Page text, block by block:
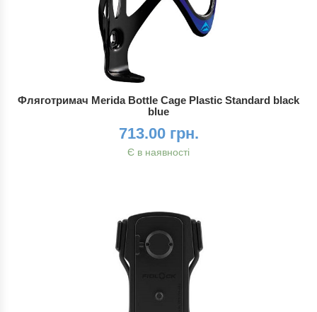
Фляготримач Merida Bottle Cage Plastic Standard black
blue
713.00 грн.
Є в наявності